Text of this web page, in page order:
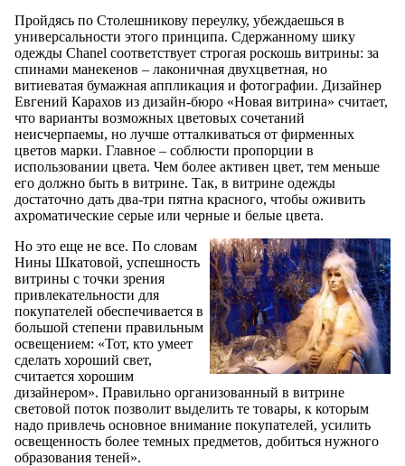
Пройдясь по Столешникову переулку, убеждаешься в
универсальности этого принципа. Сдержанному шику
одежды Chanel соответствует строгая роскошь витрины: за
спинами манекенов – лаконичная двухцветная, но
витиеватая бумажная аппликация и фотографии. Дизайнер
Евгений Карахов из дизайн-бюро «Новая витрина» считает,
что варианты возможных цветовых сочетаний
неисчерпаемы, но лучше отталкиваться от фирменных
цветов марки. Главное – соблюсти пропорции в
использовании цвета. Чем более активен цвет, тем меньше
его должно быть в витрине. Так, в витрине одежды
достаточно дать два-три пятна красного, чтобы оживить
ахроматические серые или черные и белые цвета.
Но это еще не все. По словам
Нины Шкатовой, успешность
витрины с точки зрения
привлекательности для
покупателей обеспечивается в
большой степени правильным
освещением: «Тот, кто умеет
сделать хороший свет,
считается хорошим
дизайнером». Правильно организованный в витрине
световой поток позволит выделить те товары, к которым
надо привлечь основное внимание покупателей, усилить
освещенность более темных предметов, добиться нужного
образования теней».